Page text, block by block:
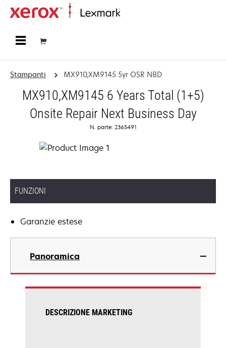
Stampanti MX910,XM9145 5yr OSR NBD
MX910,XM9145 6 Years Total (1+5)
Onsite Repair Next Business Day
N. parte: 2365491
FUNZIONI
Garanzie estese
Panoramica
DESCRIZIONE MARKETING